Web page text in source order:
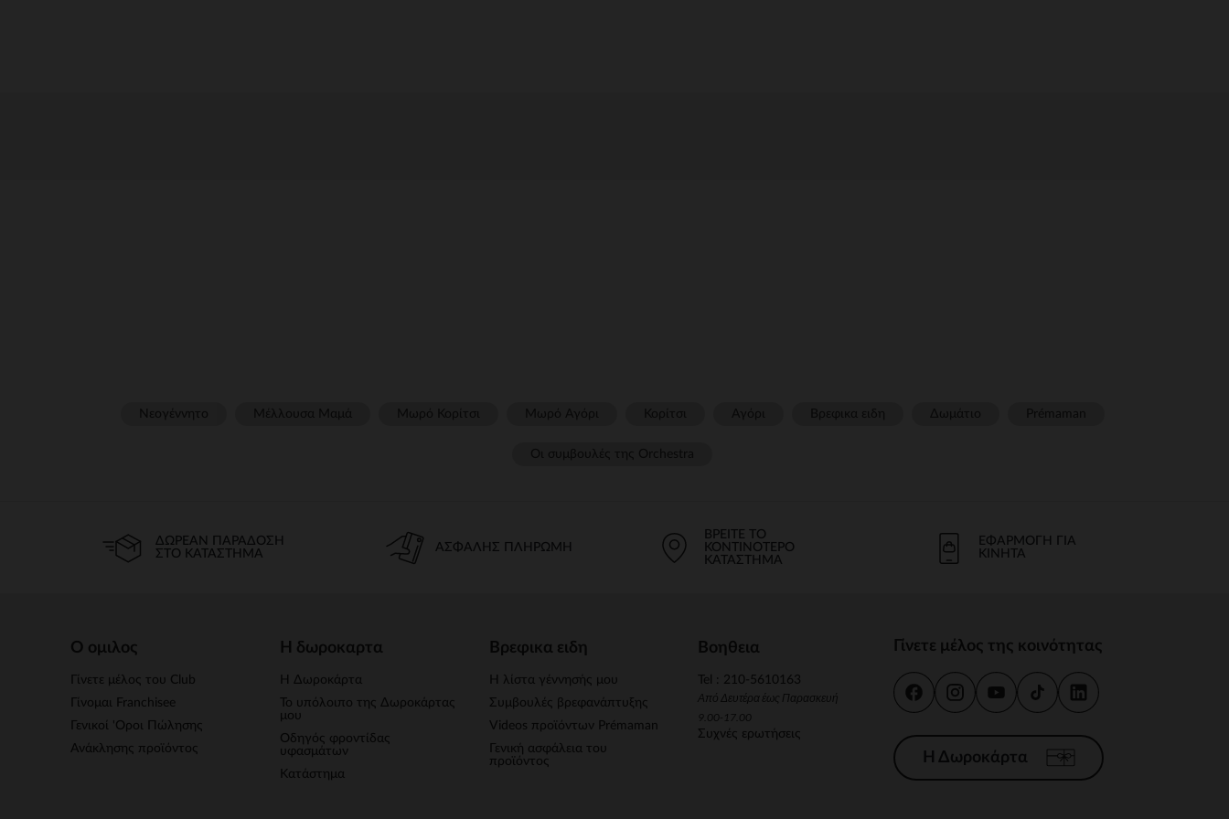
ΔΩΡΕΆΝ ΠΑΡΆΔΟΣΗ
ΣΤΟ ΚΑΤΆΣΤΗΜΑ
ΑΣΦΑΛΉΣ ΠΛΗΡΩΜΉ
ΒΡΕΊΤΕ ΤΟ
ΚΟΝΤΙΝΌΤΕΡΟ
ΚΑΤΆΣΤΗΜΑ
ΕΦΑΡΜΟΓΉ ΓΙΑ
ΚΙΝΗΤΆ
Ο ομιλος
Γίνετε μέλος του Club
Γίνομαι Franchisee
Γενικοί 'Οροι Πώλησης
Ανάκλησης προϊόντος
Η δωροκαρτα
Η Δωροκάρτα
Το υπόλοιπο της Δωροκάρτας
μου
Οδηγός φροντίδας
υφασμάτων
Κατάστημα
Βρεφικα ειδη
Η λίστα γέννησής μου
Συμβουλές βρεφανάπτυξης
Videos προϊόντων Prémaman
Γενική ασφάλεια του
προϊόντος
Βοηθεια
Tel : 210-5610163
Από Δευτέρα έως Παρασκευή
9.00-17.00
Συχνές ερωτήσεις
Γίνετε μέλος της κοινότητας
Η Δωροκάρτα